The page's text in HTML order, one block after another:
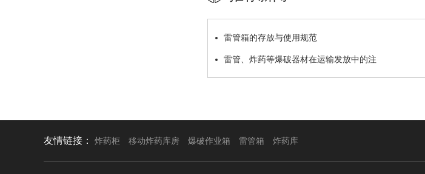
雷管箱的存放与使用规范
雷管、炸药等爆破器材在运输发放中的注
友情链接： 炸药柜 移动炸药库房 爆破作业箱 雷管箱 炸药库